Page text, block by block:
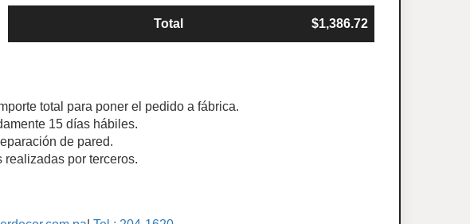
Total $1,386.72
total para poner el pedido a fábrica.
15 días hábiles.
de pared.
por terceros.